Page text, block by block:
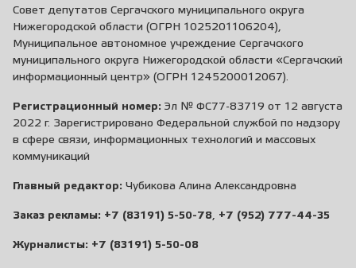
Совет депутатов Сергачского муниципального округа
Нижегородской области (ОГРН 1025201106204),
Муниципальное автономное учреждение Сергачского
муниципального округа Нижегородской области «Сергачский
информационный центр» (ОГРН 1245200012067).
Регистрационный номер: Эл № ФС77-83719 от 12 августа
2022 г. Зарегистрировано Федеральной службой по надзору
в сфере связи, информационных технологий и массовых
коммуникаций
Главный редактор: Чубикова Алина Александровна
Заказ рекламы: +7 (83191) 5-50-78 +7 (952) 777-44-35
Журналисты: +7 (83191) 5-50-08